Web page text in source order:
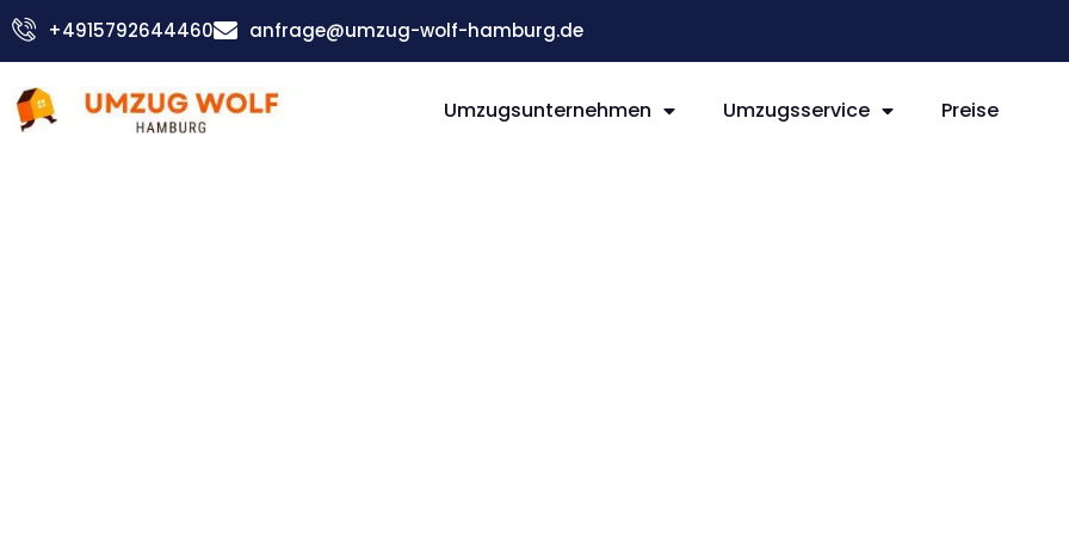
Zum
Inhalt
+4915792644460 anfrage@umzug-wolf-hamburg.de
Umzugsunternehmen Umzugsservice Preise